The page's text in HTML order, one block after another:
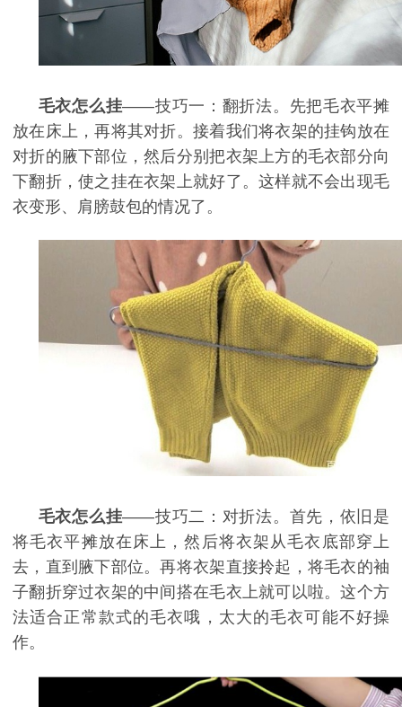
毛衣怎么挂——技巧一：翻折法。先把毛衣平摊
放在床上，再将其对折。接着我们将衣架的挂钩放在
对折的腋下部位，然后分别把衣架上方的毛衣部分向
下翻折，使之挂在衣架上就好了。这样就不会出现毛
衣变形、肩膀鼓包的情况了。
毛衣怎么挂——技巧二：对折法。首先，依旧是
将毛衣平摊放在床上，然后将衣架从毛衣底部穿上
去，直到腋下部位。再将衣架直接拎起，将毛衣的袖
子翻折穿过衣架的中间搭在毛衣上就可以啦。这个方
法适合正常款式的毛衣哦，太大的毛衣可能不好操
作。